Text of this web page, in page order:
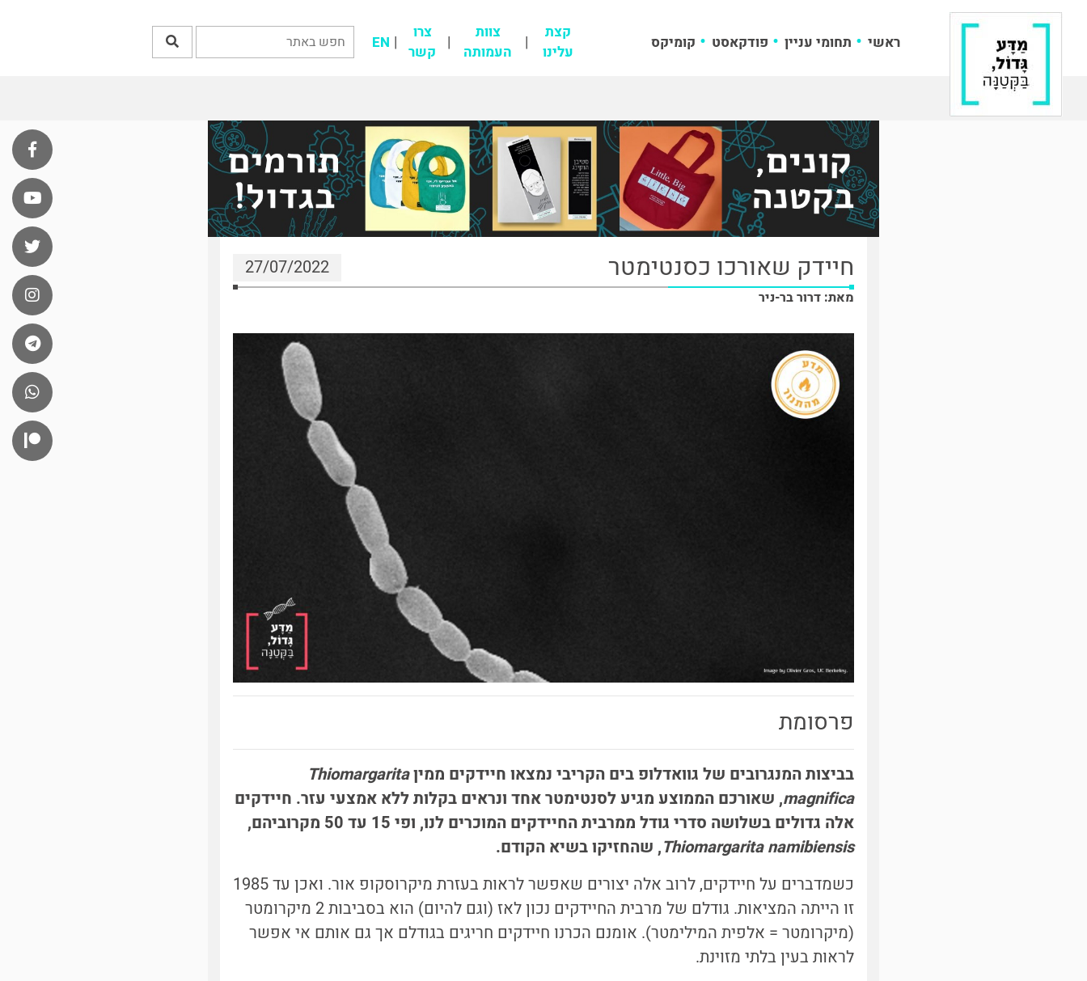
ראשי תחומי עניין פודקאסט קומיקס
קצת
עלינו
צוות
העמותה
צרו
קשר
EN
חיידק שאורכו כסנטימטר 27/07/2022
מאת: דרור בר-ניר
פרסומת
בביצות המנגרובים של גוואדלופ בים הקריבי נמצאו חיידקים ממיןThiomargarita
magnifica, שאורכם הממוצע מגיע לסנטימטר אחד ונראים בקלות ללא אמצעי עזר. חיידקים
אלה גדולים בשלושה סדרי גודל ממרבית החיידקים המוכרים לנו, ופי 15 עד 50 מקרוביהם,
Thiomargarita namibiensis, שהחזיקו בשיא הקודם.
כשמדברים על חיידקים, לרוב אלה יצורים שאפשר לראות בעזרת מיקרוסקופ אור. ואכן עד 1985
זו הייתה המציאות. גודלם של מרבית החיידקים נכון לאז (וגם להיום) הוא בסביבות 2 מיקרומטר
(מיקרומטר = אלפית המילימטר). אומנם הכרנו חיידקים חריגים בגודלם אך גם אותם אי אפשר
לראות בעין בלתי מזוינת.